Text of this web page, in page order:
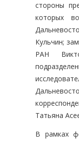
стороны
которых
Кульчин;
РАН
Татьяна
В рамках